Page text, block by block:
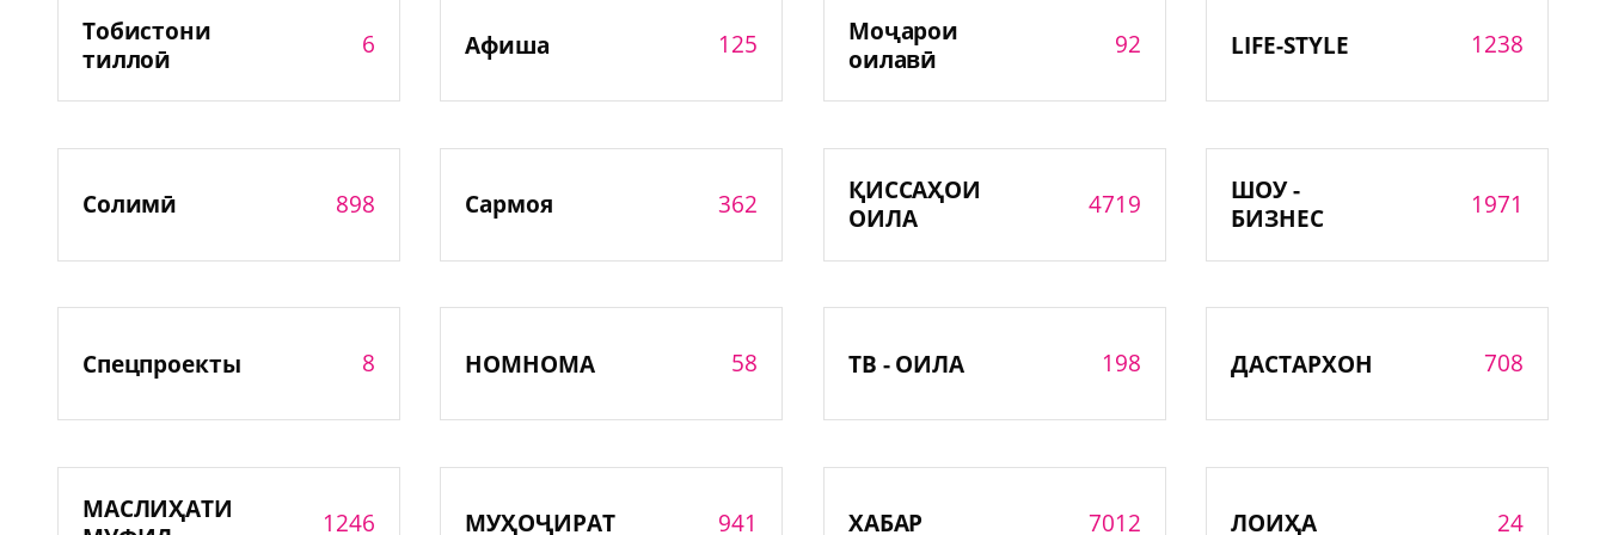
Тобистони
тиллоӣ
6 Афиша 125
Моҷарои
оилавӣ
92 LIFE-STYLE 1238
Солимӣ 898 Сармоя 362
ҚИССАҲОИ
ОИЛА
4719
ШОУ -
БИЗНЕС
1971
Спецпроекты 8 НОМНОМА 58 ТВ - ОИЛА 198 ДАСТАРХОН 708
МАСЛИҲАТИ
1246 МУҲОҶИРАТ 941 ХАБАР 7012 ЛОИҲА 24